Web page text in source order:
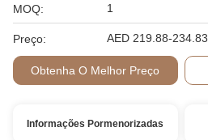
MOQ: 1
Preço: AED 219.88-234.83
Obtenha O Melhor Preço
Informações Pormenorizadas